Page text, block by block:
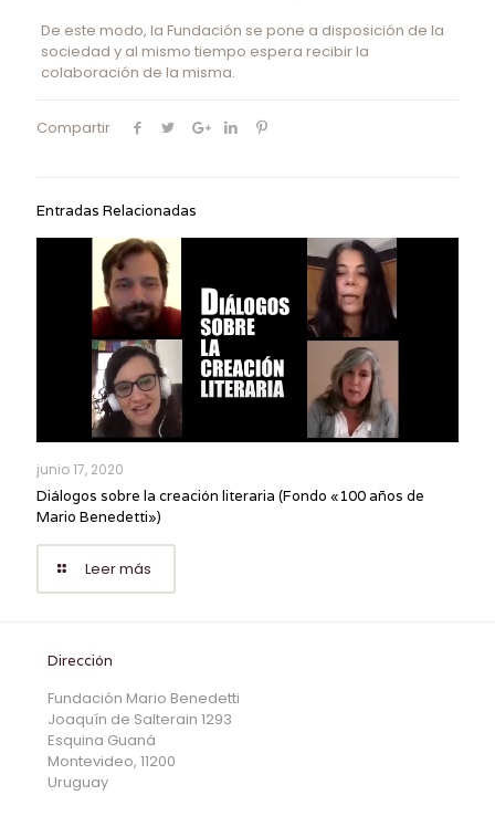
De este modo, la Fundación se pone a disposición de la
sociedad y al mismo tiempo espera recibir la
colaboración de la misma.
Compartir
Entradas Relacionadas
junio 17, 2020
Diálogos sobre la creación literaria (Fondo «100 años de
Mario Benedetti»)
Leer más
Dirección
Fundación Mario Benedetti
Joaquín de Salterain 1293
Esquina Guaná
Montevideo, 11200
Uruguay